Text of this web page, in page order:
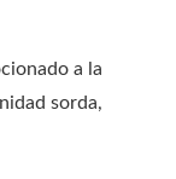
a la
sorda,